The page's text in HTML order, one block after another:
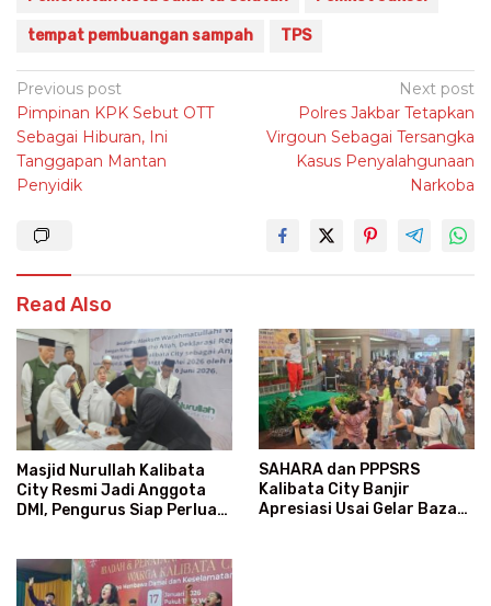
tempat pembuangan sampah TPS
Post
navigation
Previous post
Pimpinan KPK Sebut OTT
Sebagai Hiburan, Ini
Tanggapan Mantan
Penyidik
Next post
Polres Jakbar Tetapkan
Virgoun Sebagai Tersangka
Kasus Penyalahgunaan
Narkoba
Read Also
Masjid Nurullah Kalibata
City Resmi Jadi Anggota
DMI, Pengurus Siap Perluas
SAHARA dan PPPSRS
Kalibata City Banjir
Apresiasi Usai Gelar Bazaar